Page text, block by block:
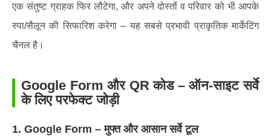
एक संतुष्ट ग्राहक फिर लौटेगा, और अपने दोस्तों व परिवार को भी आपके
स्पा/सैलून की सिफारिश करेगा – यह सबसे प्रभावी प्राकृतिक मार्केटिंग
चैनल है।
Google Form और QR कोड – ऑन-साइट सर्वे
के लिए परफेक्ट जोड़ी
1. Google Form – मुफ्त और आसान सर्वे टूल